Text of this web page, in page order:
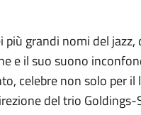
grandi nomi del jazz,
e il suo suono
celebre non solo per il
del trio